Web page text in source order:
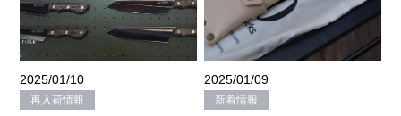
2025/01/10
再入荷情報
2025/01/09
新着情報